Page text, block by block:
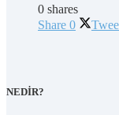
0 shares
Share 0
NEDİR?